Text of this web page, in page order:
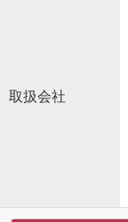
取扱会社